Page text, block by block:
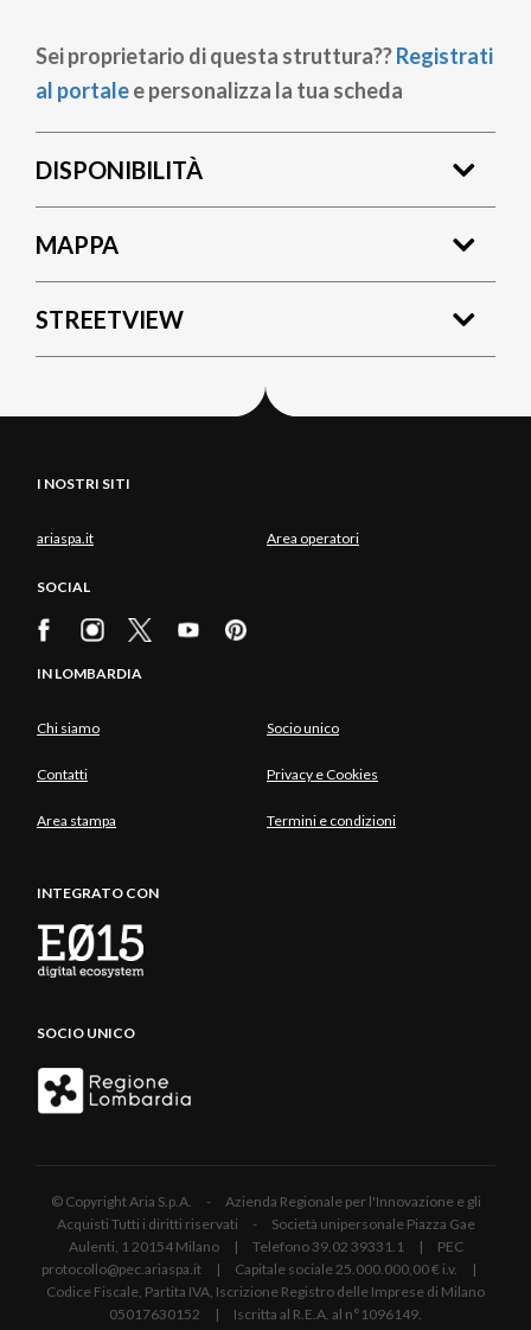
Sei proprietario di questa struttura??Registrati
al portalee personalizza la tua scheda
DISPONIBILITÀ
MAPPA
STREETVIEW
I NOSTRI SITI
ariaspa.it Area operatori
SOCIAL
IN LOMBARDIA
Chi siamo Socio unico
Contatti Privacy e Cookies
Area stampa Termini e condizioni
INTEGRATO CON
SOCIO UNICO
© Copyright Aria S.p.A. - Azienda Regionale per l'Innovazione e gli
Acquisti Tutti i diritti riservati - Società unipersonale Piazza Gae
Aulenti, 1 20154 Milano | Telefono 39.02 39331.1 | PEC
protocollo@pec.ariaspa.it | Capitale sociale 25.000.000,00 € i.v. |
Codice Fiscale, Partita IVA, Iscrizione Registro delle Imprese di Milano
05017630152 | Iscritta al R.E.A. al n°1096149.